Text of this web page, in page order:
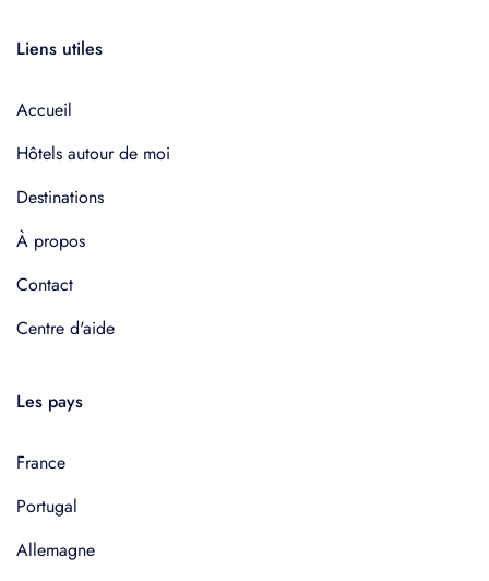
Liens utiles
Accueil
Hôtels autour de moi
Destinations
À propos
Contact
Centre d'aide
Les pays
France
Portugal
Allemagne